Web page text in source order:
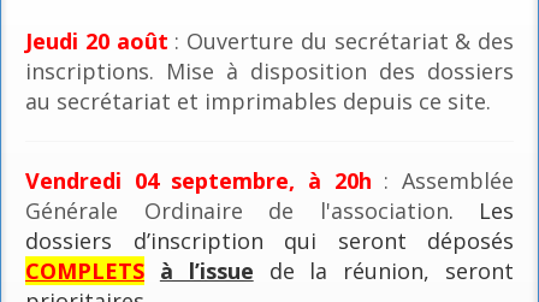
Jeudi 20 août : Ouverture du secrétariat & des
inscriptions. Mise à disposition des dossiers
au secrétariat et imprimables depuis ce site.
Vendredi 04 septembre, à 20h : Assemblée
Générale Ordinaire de l'association. Les
dossiers d’inscription qui seront déposés
COMPLETS à l’issue de la réunion, seront